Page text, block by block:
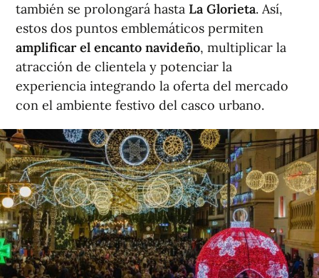
también se prolongará hasta La Glorieta. Así,
estos dos puntos emblemáticos permiten
amplificar el encanto navideño, multiplicar la
atracción de clientela y potenciar la
experiencia integrando la oferta del mercado
con el ambiente festivo del casco urbano.